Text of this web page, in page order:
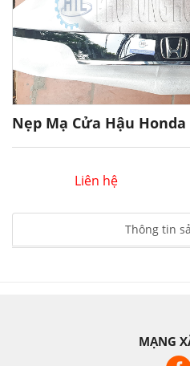
Nẹp Mạ Cửa Hậu Honda
Liên hệ
Thông tin
MẠNG